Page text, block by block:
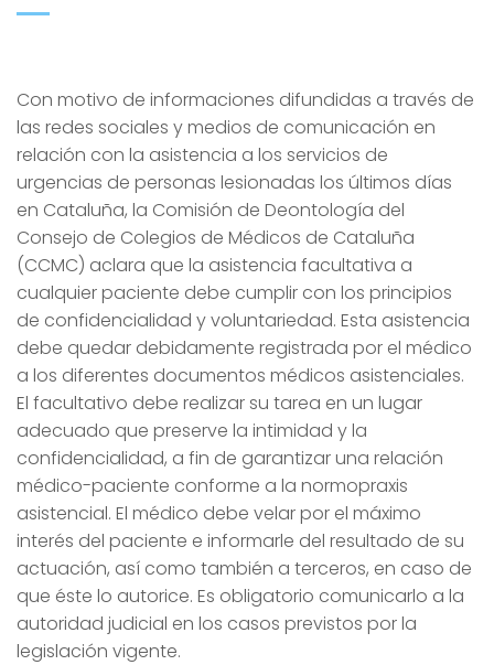
Con motivo de informaciones difundidas a través de
las redes sociales y medios de comunicación en
relación con la asistencia a los servicios de
urgencias de personas lesionadas los últimos días
en Cataluña, la Comisión de Deontología del
Consejo de Colegios de Médicos de Cataluña
(CCMC) aclara que la asistencia facultativa a
cualquier paciente debe cumplir con los principios
de confidencialidad y voluntariedad. Esta asistencia
debe quedar debidamente registrada por el médico
a los diferentes documentos médicos asistenciales.
El facultativo debe realizar su tarea en un lugar
adecuado que preserve la intimidad y la
confidencialidad, a fin de garantizar una relación
médico-paciente conforme a la normopraxis
asistencial. El médico debe velar por el máximo
interés del paciente e informarle del resultado de su
actuación, así como también a terceros, en caso de
que éste lo autorice. Es obligatorio comunicarlo a la
autoridad judicial en los casos previstos por la
legislación vigente.